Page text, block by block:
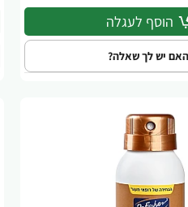
הוסף לעגלה
האם יש לך שאלה?